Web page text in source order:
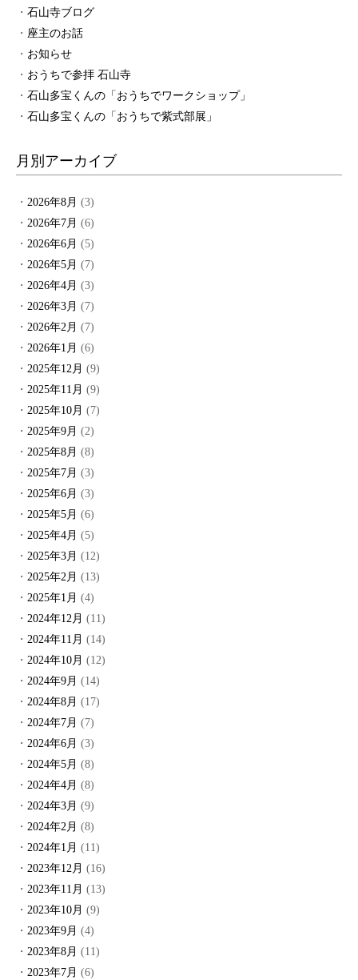
石山寺ブログ
座主のお話
お知らせ
おうちで参拝 石山寺
石山多宝くんの「おうちでワークショップ」
石山多宝くんの「おうちで紫式部展」
月別アーカイブ
2026年8月 (3)
2026年7月 (6)
2026年6月 (5)
2026年5月 (7)
2026年4月 (3)
2026年3月 (7)
2026年2月 (7)
2026年1月 (6)
2025年12月 (9)
2025年11月 (9)
2025年10月 (7)
2025年9月 (2)
2025年8月 (8)
2025年7月 (3)
2025年6月 (3)
2025年5月 (6)
2025年4月 (5)
2025年3月 (12)
2025年2月 (13)
2025年1月 (4)
2024年12月 (11)
2024年11月 (14)
2024年10月 (12)
2024年9月 (14)
2024年8月 (17)
2024年7月 (7)
2024年6月 (3)
2024年5月 (8)
2024年4月 (8)
2024年3月 (9)
2024年2月 (8)
2024年1月 (11)
2023年12月 (16)
2023年11月 (13)
2023年10月 (9)
2023年9月 (4)
2023年8月 (11)
2023年7月 (6)